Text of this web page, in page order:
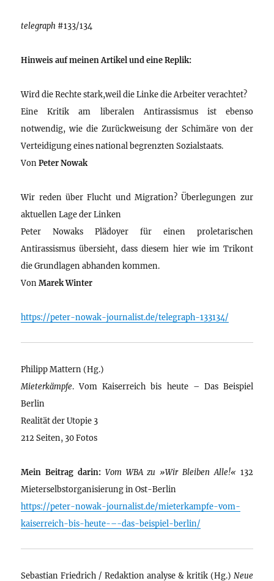
telegraph #133/134
Hinweis auf meinen Artikel und eine Replik:
Wird die Rechte stark,weil die Linke die Arbeiter verachtet?
Eine Kritik am liberalen Antirassismus ist ebenso
notwendig, wie die Zurückweisung der Schimäre von der
Verteidigung eines national begrenzten Sozialstaats.
VonPeter Nowak
Wir reden über Flucht und Migration? Überlegungen zur
aktuellen Lage der Linken
Peter Nowaks Plädoyer für einen proletarischen
Antirassismus übersieht, dass diesem hier wie im Trikont
die Grundlagen abhanden kommen.
VonMarek Winter
https://peter-nowak-journalist.de/telegraph-133134/
Philipp Mattern (Hg.)
Mieterkämpfe. Vom Kaiserreich bis heute – Das Beispiel
Berlin
Realität der Utopie 3
212 Seiten, 30 Fotos
Mein Beitrag darin: Vom WBA zu »Wir Bleiben Alle!« 132
Mieterselbstorganisierung in Ost-Berlin
https://peter-nowak-journalist.de/mieterkampfe-vom-
kaiserreich-bis-heute-–-das-beispiel-berlin/
Sebastian Friedrich / Redaktion analyse & kritik (Hg.) Neue